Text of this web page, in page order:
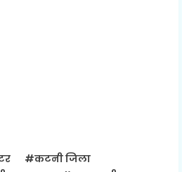
#कटनी जिला